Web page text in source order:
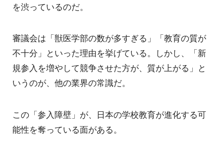
を渋っているのだ。
審議会は「獣医学部の数が多すぎる」「教育の質が
不十分」といった理由を挙げている。しかし、「新
規参入を増やして競争させた方が、質が上がる」と
いうのが、他の業界の常識だ。
この「参入障壁」が、日本の学校教育が進化する可
能性を奪っている面がある。